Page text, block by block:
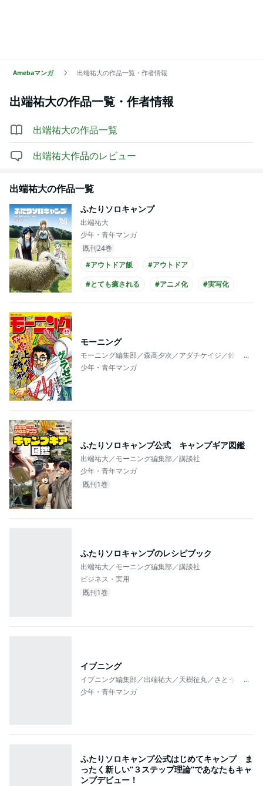
Amebaマンガ 出端祐大の作品一覧・作者情報
出端祐大の作品一覧・作者情報
出端祐大の作品一覧
出端祐大作品のレビュー
出端祐大の作品一覧
ふたりソロキャンプ
出端祐大
少年・青年マンガ
既刊24巻
#アウトドア飯
#アウトドア
#とても癒される
#アニメ化 #実写化
モーニング
モーニング編集部／森高夕次／アダチケイジ／鈴ノ木ユ
...
少年・青年マンガ
ふたりソロキャンプ公式 キャンプギア図鑑
出端祐大／モーニング編集部／講談社
少年・青年マンガ
既刊1巻
ふたりソロキャンプのレシピブック
出端祐大／モーニング編集部／講談社
ビジネス・実用
既刊1巻
イブニング
イブニング編集部／出端祐大／天樹征丸／さとうふみや
...
少年・青年マンガ
ふたりソロキャンプ公式はじめてキャンプ ま
ったく新しい”３ステップ理論”であなたもキャ
ンプデビュー！